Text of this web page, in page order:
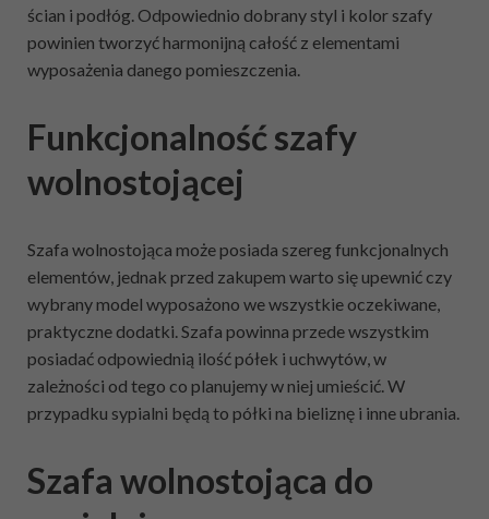
ścian i podłóg. Odpowiednio dobrany styl i kolor szafy
powinien tworzyć harmonijną całość z elementami
wyposażenia danego pomieszczenia.
Funkcjonalność szafy
wolnostojącej
Szafa wolnostojąca może posiada szereg funkcjonalnych
elementów, jednak przed zakupem warto się upewnić czy
wybrany model wyposażono we wszystkie oczekiwane,
praktyczne dodatki. Szafa powinna przede wszystkim
posiadać odpowiednią ilość półek i uchwytów, w
zależności od tego co planujemy w niej umieścić. W
przypadku sypialni będą to półki na bieliznę i inne ubrania.
Szafa wolnostojąca do